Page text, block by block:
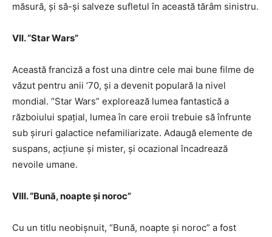
măsură, și să-și salveze sufletul în această tărâm sinistru.
VII. “Star Wars”
Această franciză a fost una dintre cele mai bune filme de
văzut pentru anii ’70, și a devenit populară la nivel
mondial. “Star Wars” explorează lumea fantastică a
războiului spațial, lumea în care eroii trebuie să înfrunte
sub șiruri galactice nefamiliarizate. Adaugă elemente de
suspans, acțiune și mister, și ocazional încadrează
nevoile umane.
VIII. “Bună, noapte și noroc”
Cu un titlu neobișnuit, “Bună, noapte și noroc” a fost